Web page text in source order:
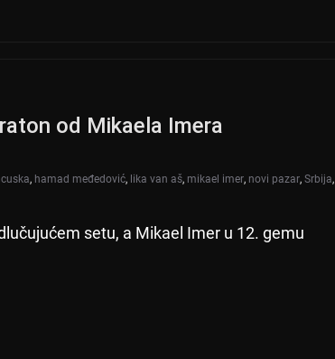
od Mikaela Imera
, hamad međedović, lika van aš, mikael imer, novi pazar, Srbija,
setu, a Mikael Imer u 12. gemu